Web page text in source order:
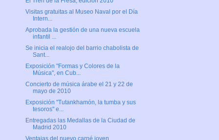
Visitas gratuitas al Museo Naval por el Día
Intern...
Aprobada la gestión de una nueva escuela
infantil ...
Se inicia el realojo del barrio chabolista de
Sant...
Exposición "Formas y Colores de la
Música", en Cub...
Concierto de música árabe el 21 y 22 de
mayo de 2010
Exposición "Tutankhamón, la tumba y sus
tesoros" e...
Entregadas las Medallas de la Ciudad de
Madrid 2010